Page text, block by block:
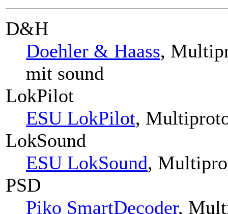
D&H
Doehler & Haass,
mit sound
LokPilot
ESU LokPilot,
LokSound
ESU LokSound,
PSD
Piko SmartDecoder,